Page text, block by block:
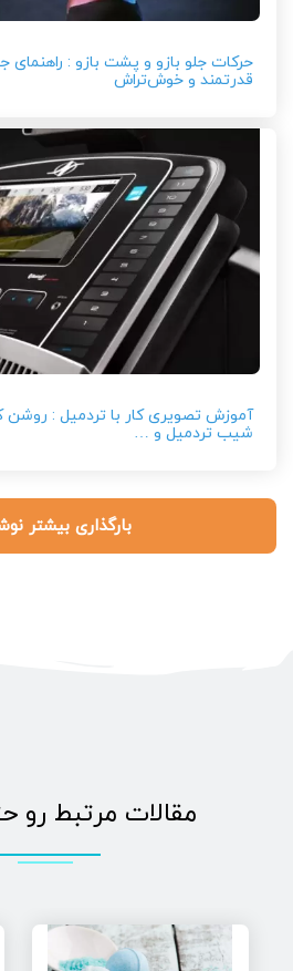
حرکات جلو بازو و پشت بازو : راهنمای
قدرتمند و خوش‌تراش
آموزش تصویری کار با تردمیل : روشن
شیب تردمیل و …
بارگذاری بیشتر
مقالات مرتبط رو